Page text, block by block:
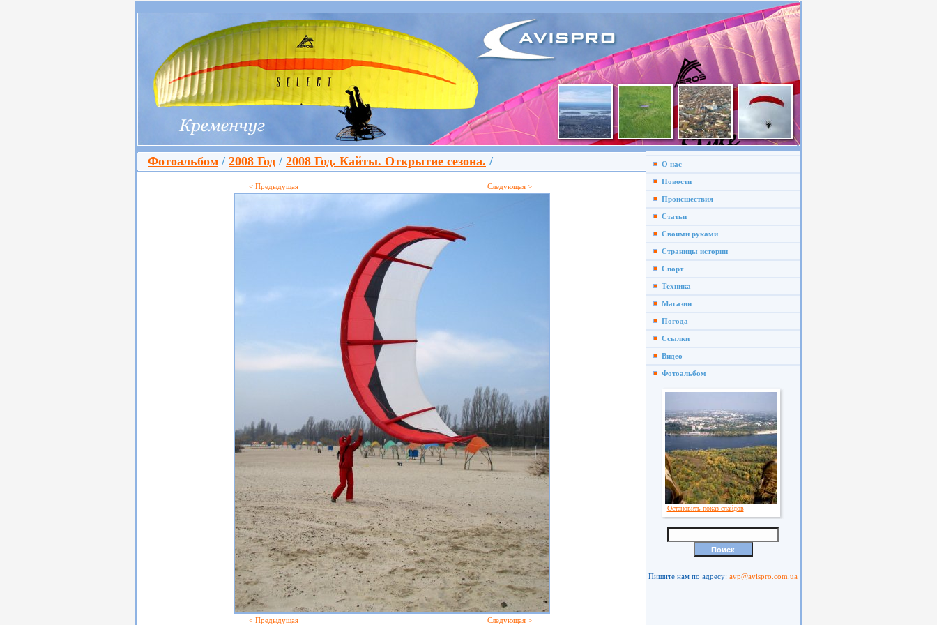
Фотоальбом / 2008 Год / 2008 Год. Кайты. Открытие сезона. /
< Предыдущая Следующая >
< Предыдущая Следующая >
О нас
Новости
Происшествия
Статьи
Своими руками
Страницы истории
Спорт
Техника
Магазин
Погода
Ссылки
Видео
Фотоальбом
Остановить показ слайдов
Пишите нам по адресу: avp@avispro.com.ua